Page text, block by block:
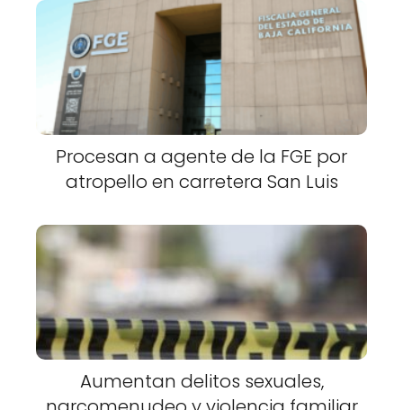
Procesan a agente de la FGE por
atropello en carretera San Luis
Aumentan delitos sexuales,